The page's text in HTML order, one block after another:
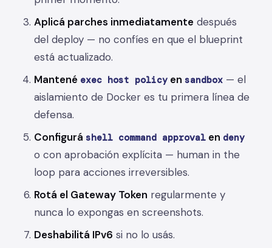
Aplicá parches inmediatamente después
del deploy — no confíes en que el blueprint
está actualizado.
Mantené exec host policy en sandbox — el
aislamiento de Docker es tu primera línea de
defensa.
Configurá shell command approval en deny
o con aprobación explícita — human in the
loop para acciones irreversibles.
Rotá el Gateway Token regularmente y
nunca lo expongas en screenshots.
Deshabilitá IPv6 si no lo usás.